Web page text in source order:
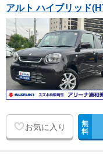
アルト ハイブリッド
お気に入り 無
料